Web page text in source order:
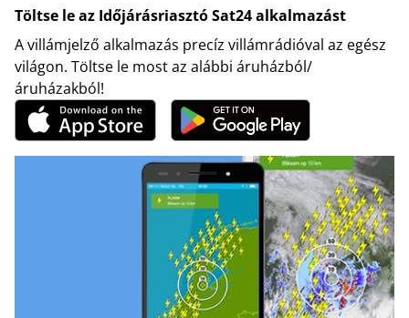
Töltse le az Időjárásriasztó Sat24 alkalmazást
A villámjelző alkalmazás precíz villámrádióval az egész
világon. Töltse le most az alábbi áruházból/
áruházakból!